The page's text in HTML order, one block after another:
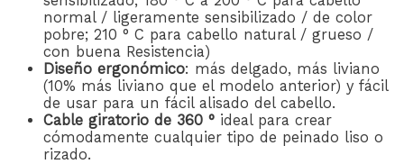
normal / ligeramente sensibilizado / de color
pobre; 210 ° C para cabello natural / grueso /
con buena Resistencia)
Diseño ergonómico: más delgado, más liviano
(10% más liviano que el modelo anterior) y fácil
de usar para un fácil alisado del cabello.
Cable giratorio de 360 ​​° ideal para crear
cómodamente cualquier tipo de peinado liso o
rizado.